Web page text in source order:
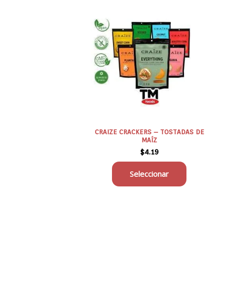
CRAIZE CRACKERS – TOSTADAS DE
MAÍZ
$4.19
Seleccionar
producto
tiene
múltiples
variantes.
Las
opciones
en
producto